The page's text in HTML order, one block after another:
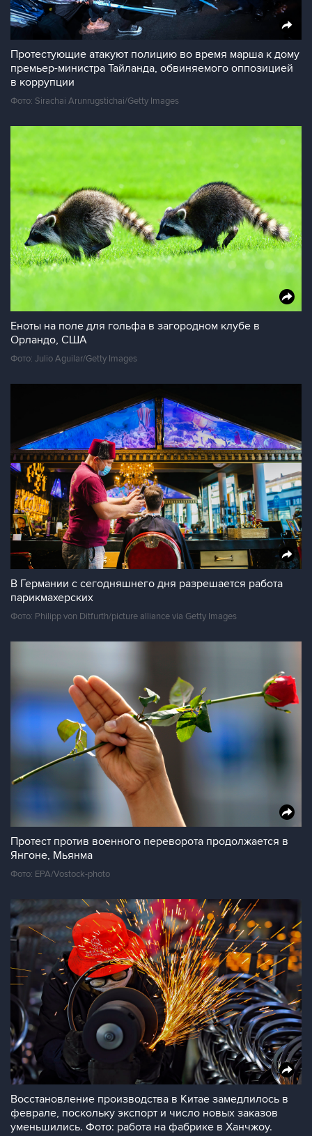
Протестующие атакуют полицию во время марша к дому
премьер-министра Тайланда, обвиняемого оппозицией
в коррупции
Фото: Sirachai Arunrugstichai/Getty Images
Еноты на поле для гольфа в загородном клубе в
Орландо, США
Фото: Julio Aguilar/Getty Images
В Германии с сегодняшнего дня разрешается работа
парикмахерских
Фото: Philipp von Ditfurth/picture alliance via Getty Images
Протест против военного переворота продолжается в
Янгоне, Мьянма
Фото: EPA/Vostock-photo
Восстановление производства в Китае замедлилось в
феврале, поскольку экспорт и число новых заказов
уменьшились. Фото: работа на фабрике в Ханчжоу.